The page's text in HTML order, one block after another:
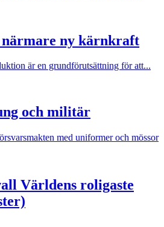
ny kärnkraft
är en grundförutsättning för att...
och militär
med uniformer och mössor
Världens roligaste